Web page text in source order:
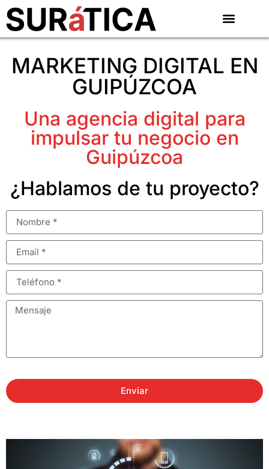
MARKETING DIGITAL EN
GUIPÚZCOA
Una agencia digital para
impulsar tu negocio en
Guipúzcoa
¿Hablamos de tu proyecto?
Enviar